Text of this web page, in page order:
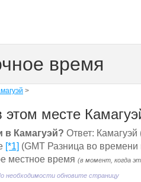
время
>
этом месте
в Камагуэй? Ответ:
[*1] (GMT Разница во времени
местное время (в момент, когда
необходимости обновите страницу